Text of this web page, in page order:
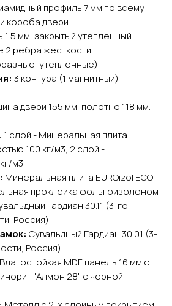
профиль 7 мм по всему
короба двери
1,5 мм, закрытый утепленный
2 ребра жесткости
утепленные)
3 контура (1 магнитный)
двери 155 мм, полотно 118 мм.
слой - Минеральная плита
100 кг/м3, 2 слой -
м3'
Минеральная плита EUROizol ECO
проклейка фольгоизолоном
Гардиан 30.11 (3-го
Россия)
Сувальдный Гардиан 30.01 (3-
Россия)
Влагостойкая MDF панель 16 мм с
"Алмон 28" с черной